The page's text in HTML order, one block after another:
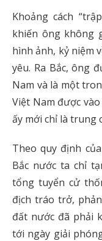
Khoảng cách
khiến ông không
hình ảnh, kỷ niệm
yêu. Ra Bắc, ông
Nam và là một
Việt Nam được
ấy mới chỉ là trung
Theo quy định
Bắc nước ta chỉ
tổng tuyển cử
địch tráo trở,
đất nước đã phải
tới ngày giải